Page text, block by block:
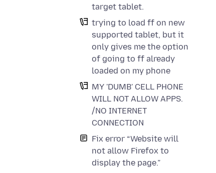
target tablet.
trying to load ff on new
supported tablet, but it
only gives me the option
of going to ff already
loaded on my phone
MY 'DUMB' CELL PHONE
WILL NOT ALLOW APPS.
/NO INTERNET
CONNECTION
Fix error “Website will
not allow Firefox to
display the page.”